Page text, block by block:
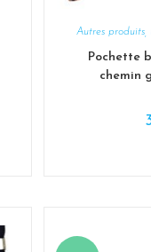
Autres produits,
Pochette
chemin